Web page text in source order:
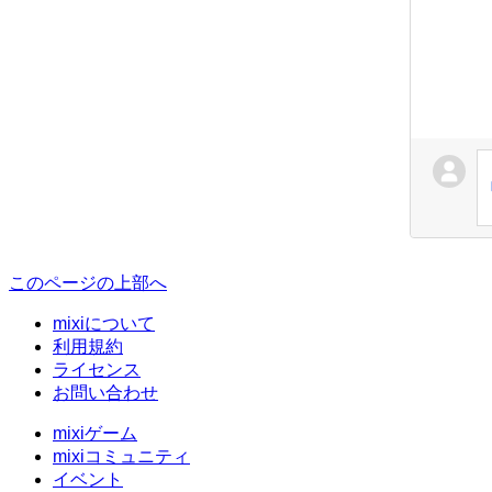
このページの上部へ
mixiについて
利用規約
ライセンス
お問い合わせ
mixiゲーム
mixiコミュニティ
イベント